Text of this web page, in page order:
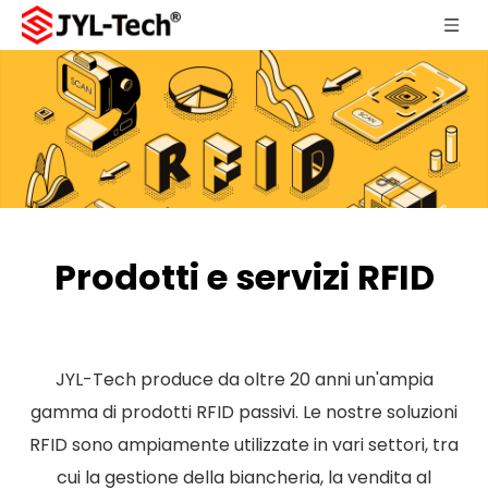
Prodotti e servizi RFID
JYL-Tech produce da oltre 20 anni un'ampia
gamma di prodotti RFID passivi. Le nostre soluzioni
RFID sono ampiamente utilizzate in vari settori, tra
cui la gestione della biancheria, la vendita al